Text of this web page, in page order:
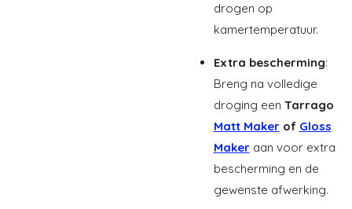
drogen op
kamertemperatuur.
Extra bescherming:
Breng na volledige
droging een Tarrago
Matt Makerof Gloss
Makeraan voor extra
bescherming en de
gewenste afwerking.